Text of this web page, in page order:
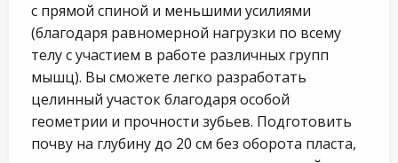
с прямой спиной и меньшими усилиями
(благодаря равномерной нагрузки по всему
телу с участием в работе различных групп
мышц). Вы сможете легко разработать
целинный участок благодаря особой
геометрии и прочности зубьев. Подготовить
почву на глубину до 20 см без оборота пласта,